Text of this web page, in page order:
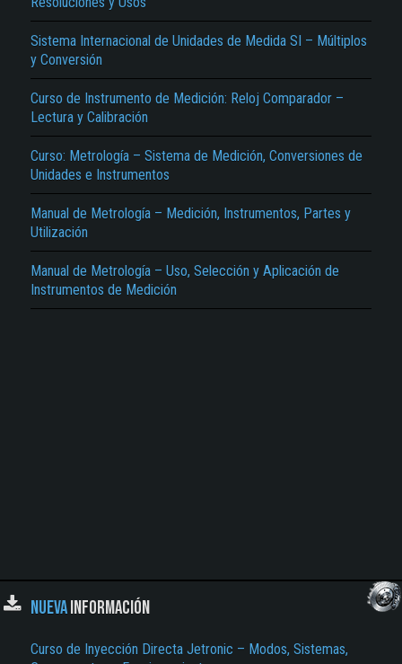
Sistema Internacional de Unidades de Medida SI – Múltiplos
y Conversión
Curso de Instrumento de Medición: Reloj Comparador –
Lectura y Calibración
Curso: Metrología – Sistema de Medición, Conversiones de
Unidades e Instrumentos
Manual de Metrología – Medición, Instrumentos, Partes y
Utilización
Manual de Metrología – Uso, Selección y Aplicación de
Instrumentos de Medición
NUEVAINFORMACIÓN
Curso de Inyección Directa Jetronic – Modos, Sistemas,
El Título es incorrecto según el contenido.
Texto o Imagen de portada son erróneos.
No carga o no se visualiza el contenido.
Reportar otro tipo de error...